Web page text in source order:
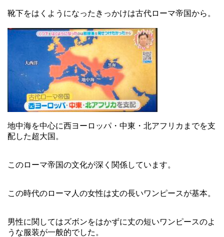
靴下をはくようになったきっかけは古代ローマ帝国から。
地中海を中心に西ヨーロッパ・中東・北アフリカまでを支
配した超大国。
このローマ帝国の文化が深く関係しています。
この時代のローマ人の女性は丈の長いワンピースが基本。
男性に関してはズボンをはかずに丈の短いワンピースのよ
うな服装が一般的でした。